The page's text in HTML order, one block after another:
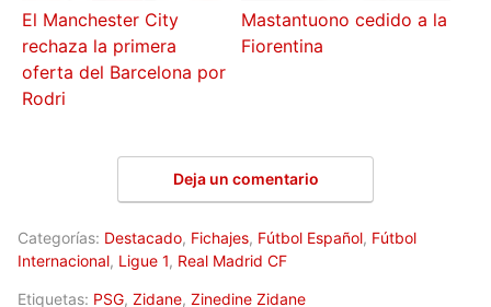
El Manchester City
rechaza la primera
oferta del Barcelona por
Rodri
Mastantuono cedido a la
Fiorentina
Deja un comentario
Categorías: Destacado, Fichajes, Fútbol Español, Fútbol
Internacional, Ligue 1, Real Madrid CF
Etiquetas: PSG, Zidane, Zinedine Zidane